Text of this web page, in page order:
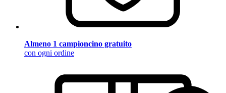
Almeno 1 campioncino gratuito
con ogni ordine